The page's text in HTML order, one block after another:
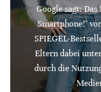
Google sagt:
Smartphone!"
SPIEGEL-
Eltern dabei
durch die